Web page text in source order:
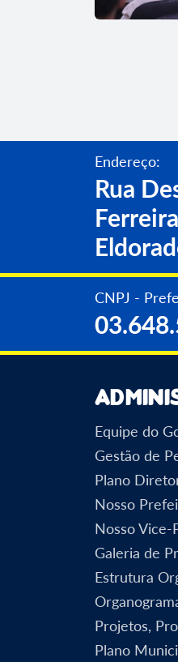
Endereço:
Rua
CNPJ -
Equipe do
Gestão de
Plano
Nosso
Nosso Vice-
Galeria de
Estrutura
Projetos,
Plano